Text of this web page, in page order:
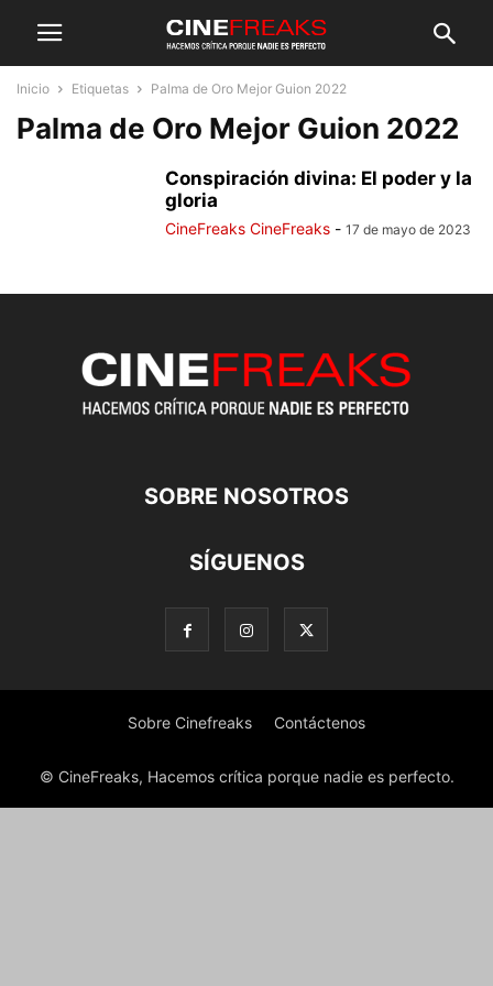
Inicio Etiquetas Palma de Oro Mejor Guion 2022
Palma de Oro Mejor Guion 2022
Conspiración divina: El poder y la
gloria
CineFreaks CineFreaks - 17 de mayo de 2023
SOBRE NOSOTROS
SÍGUENOS
Sobre Cinefreaks Contáctenos
© CineFreaks, Hacemos crítica porque nadie es perfecto.